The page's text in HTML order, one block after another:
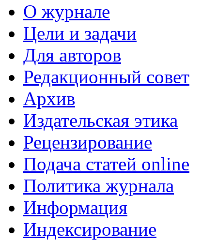
О журнале
Цели и задачи
Для авторов
Редакционный совет
Архив
Издательская этика
Рецензирование
Подача статей online
Политика журнала
Информация
Индексирование